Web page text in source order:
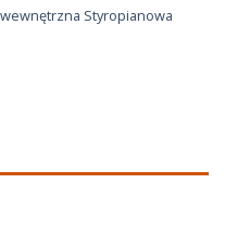
Styropianowa